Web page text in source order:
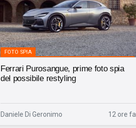
FOTO SPIA
Ferrari Purosangue, prime foto spia
del possibile restyling
Daniele Di Geronimo 12 ore fa